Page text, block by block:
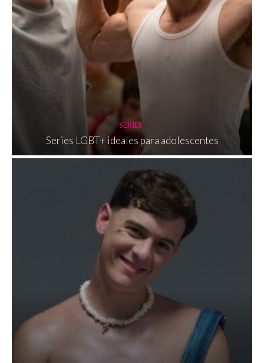
SERIES
Series LGBT+ ideales para adolescentes